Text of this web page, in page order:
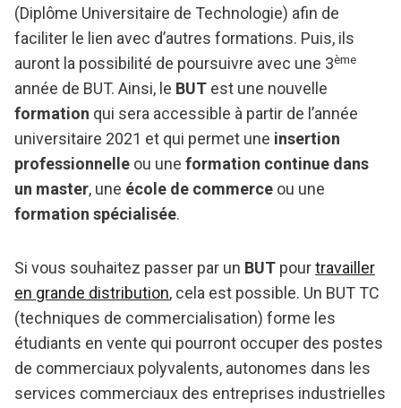
(Diplôme Universitaire de Technologie) afin de
faciliter le lien avec d’autres formations. Puis, ils
auront la possibilité de poursuivre avec une 3ème
année de BUT. Ainsi, le BUT est une nouvelle
formation qui sera accessible à partir de l’année
universitaire 2021 et qui permet une insertion
professionnelle ou une formation continue dans
un master, une école de commerce ou une
formation spécialisée.
Si vous souhaitez passer par un BUT pourtravailler
en grande distribution, cela est possible. Un BUT TC
(techniques de commercialisation) forme les
étudiants en vente qui pourront occuper des postes
de commerciaux polyvalents, autonomes dans les
services commerciaux des entreprises industrielles